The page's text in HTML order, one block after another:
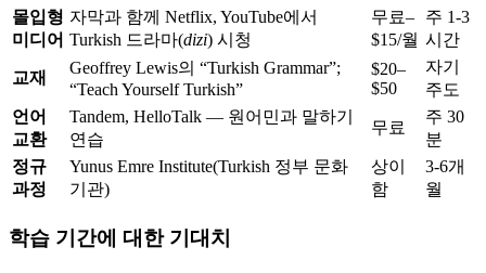
몰입형
미디어
자막과 함께 Netflix, YouTube에서
Turkish 드라마(dizi) 시청
무료–
$15/월
주 1-3
시간
교재
Geoffrey Lewis의 “Turkish Grammar”;
“Teach Yourself Turkish”
$20–
$50
자기
주도
언어
교환
Tandem, HelloTalk — 원어민과 말하기
연습
무료
주 30
분
정규
과정
Yunus Emre Institute(Turkish 정부 문화
기관)
상이
함
3-6개
월
학습 기간에 대한 기대치